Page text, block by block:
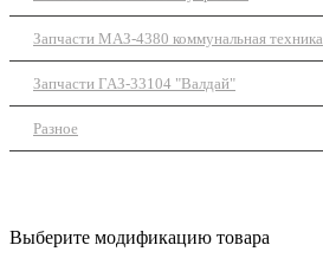
Запчасти МАЗ-4380 коммунальная техника
Запчасти ГАЗ-33104 "Валдай"
Разное
Выберите модификацию товара